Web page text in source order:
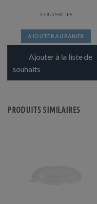
/COUVERCLES
AJOUTER AU PANIER
Ajouter à la liste de
souhaits
PRODUITS SIMILAIRES